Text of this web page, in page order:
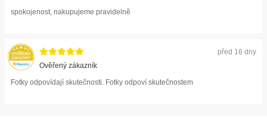
spokojenost, nakupujeme pravidelně
před 16 dny
Ověřený zákazník
Fotky odpovídají skutečnosti. Fotky odpoví skutečnostem